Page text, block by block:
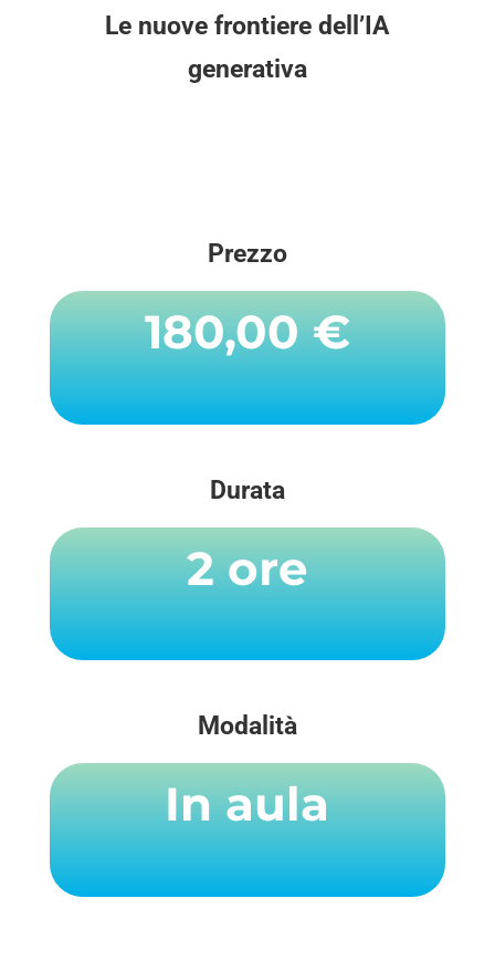
Le nuove frontiere dell’IA
generativa
Prezzo
180,00 €
Durata
2 ore
Modalità
In aula